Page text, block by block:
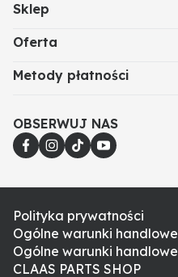
Sklep
Oferta
Metody płatności
OBSERWUJ NAS
Polityka prywatności
Ogólne warunki handlowe
Ogólne warunki handlowe
CLAAS PARTS SHOP